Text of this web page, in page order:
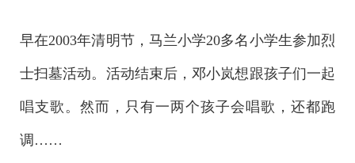
早在2003年清明节，马兰小学20多名小学生参加烈
士扫墓活动。活动结束后，邓小岚想跟孩子们一起
唱支歌。然而，只有一两个孩子会唱歌，还都跑
调……